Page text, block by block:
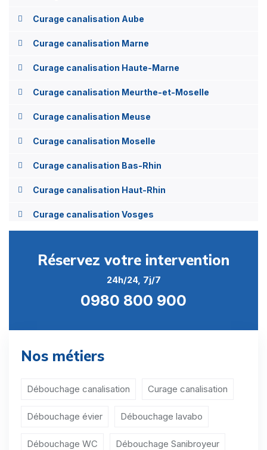
Curage canalisation Aube
Curage canalisation Marne
Curage canalisation Haute-Marne
Curage canalisation Meurthe-et-Moselle
Curage canalisation Meuse
Curage canalisation Moselle
Curage canalisation Bas-Rhin
Curage canalisation Haut-Rhin
Curage canalisation Vosges
Réservez votre intervention
24h/24, 7j/7
0980 800 900
Nos métiers
Débouchage canalisation Curage canalisation
Débouchage évier Débouchage lavabo
Débouchage WC Débouchage Sanibroyeur